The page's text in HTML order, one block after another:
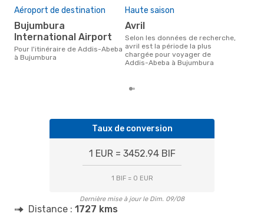
Aéroport de destination
Bujumbura
International Airport
Pour l'itinéraire de Addis-Abeba
à Bujumbura
Haute saison
avril
Selon les données de recherche,
avril est la période la plus
chargée pour voyager de
Addis-Abeba à Bujumbura
Taux de conversion
1 EUR = 3452.94 BIF
1 BIF = 0 EUR
Dernière mise à jour le Dim. 09/08
Distance : 1727 kms